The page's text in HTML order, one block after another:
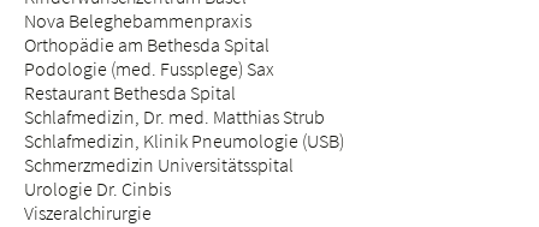
Nova Beleghebammenpraxis
Orthopädie am Bethesda Spital
Podologie (med. Fussplege) Sax
Restaurant Bethesda Spital
Schlafmedizin, Dr. med. Matthias Strub
Schlafmedizin, Klinik Pneumologie (USB)
Schmerzmedizin Universitätsspital
Urologie Dr. Cinbis
Viszeralchirurgie